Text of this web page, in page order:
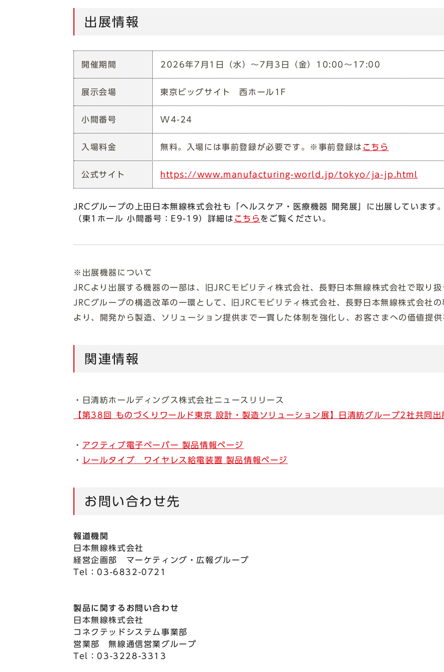
出展情報
開催期間 2026年7月1⽇（⽔）〜7月3⽇（金）10:00〜17:00
展示会場 東京ビッグサイト ⻄ホール1F
小間番号 W4-24
入場料金 無料。入場には事前登録が必要です。※事前登録は こちら
公式サイト https://www.manufacturing-world.jp/tokyo/ja-jp.html
JRCグループの上田日本無線株式会社も「ヘルスケア・医療機器 開発展」に出展しています
（東1ホール 小間番号：E9-19）詳細は こちら をご覧ください。
※出展機器について
JRCより出展する機器の一部は、旧JRCモビリティ株式会社、長野日本無線株式会社で取り扱
JRCグループの構造改革の一環として、旧JRCモビリティ株式会社、長野日本無線株式会社
より、開発から製造、ソリューション提供まで一貫した体制を強化し、お客さまへの価値提供
関連情報
・日清紡ホールディングス株式会社ニュースリリース
【第38回 ものづくりワールド東京 設計・製造ソリューション展】日清紡グループ2社共同出
・ アクティブ電子ペーパー 製品情報ページ
・
レールタイプ ワイヤレス給電装置 製品情報ページ
お問い合わせ先
報道機関
日本無線株式会社
経営企画部 マーケティング・広報グループ
Tel：03-6832-0721
製品に関するお問い合わせ
日本無線株式会社
コネクテッドシステム事業部
営業部 無線通信営業グループ
Tel：03-3228-3313